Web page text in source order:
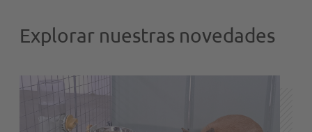
Explorar nuestras novedades